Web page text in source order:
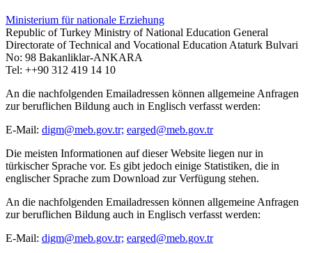
Ministerium für nationale Erziehung
Republic of Turkey Ministry of National Education General
Directorate of Technical and Vocational Education Ataturk Bulvari
No: 98 Bakanliklar-ANKARA
Tel: ++90 312 419 14 10
An die nachfolgenden Emailadressen können allgemeine Anfragen
zur beruflichen Bildung auch in Englisch verfasst werden:
E-Mail: digm@meb.gov.tr; earged@meb.gov.tr
Die meisten Informationen auf dieser Website liegen nur in
türkischer Sprache vor. Es gibt jedoch einige Statistiken, die in
englischer Sprache zum Download zur Verfügung stehen.
An die nachfolgenden Emailadressen können allgemeine Anfragen
zur beruflichen Bildung auch in Englisch verfasst werden:
E-Mail: digm@meb.gov.tr; earged@meb.gov.tr